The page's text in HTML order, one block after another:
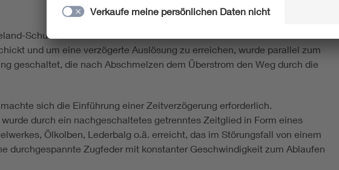
Schutz aus dem Jahr 1908 wurde der Wandlerstrom direkt zum Auslöser
und um eine verzögerte Auslösung zu erreichen, wurde parallel zum
geschaltet, die nach Abschmelzen dem Überstrom den Weg durch die
sich die Einführung einer Zeitverzögerung erforderlich.
durch ein nachgeschaltetes getrenntes Zeitglied in Form eines
Ölkolben, Lederbalg o.ä. erreicht, das im Störungsfall von einem
durchgespannte Zugfeder mit konstanter Geschwindigkeit zum Ablaufen